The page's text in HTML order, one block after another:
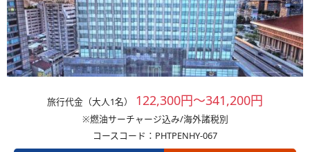
旅行代金（大人1名） 122,300円～341,200円
※燃油サーチャージ込み/海外諸税別
コースコード：PHTPENHY-067